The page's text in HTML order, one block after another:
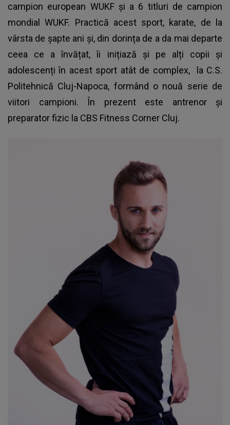
campion european WUKF și a 6 titluri de campion
mondial WUKF. Practică acest sport, karate, de la
vârsta de șapte ani și, din dorința de a da mai departe
ceea ce a învățat, îi inițiază și pe alți copii și
adolescenți în acest sport atât de complex, la C.S.
Politehnică Cluj-Napoca, formând o nouă serie de
viitori campioni. În prezent este antrenor și
preparator fizic la CBS Fitness Corner Cluj.